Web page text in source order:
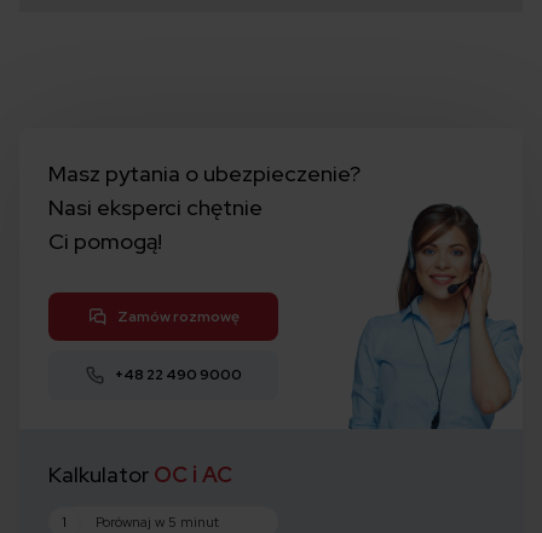
Masz pytania o ubezpieczenie?
Nasi eksperci chętnie
Ci pomogą!
Zamów rozmowę
+48 22 490 9000
Kalkulator OC i AC
1 Porównaj w 5 minut